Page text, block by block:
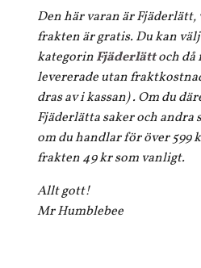
Den här varan är
frakten är gratis. Du kan
kategorinFjäderlättoch då
levererade utan
dras av i kassan) . Om du
Fjäderlätta saker och
om du handlar för över 599
frakten 49 kr som vanligt.
Allt gott!
Mr Humblebee